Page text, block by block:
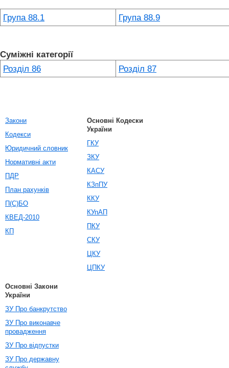
Група 88.1 Група 88.9
Суміжні категорії
Розділ 86
Розділ 87
Закони
Кодекси
Юридичний словник
Нормативні акти
ПДР
План рахунків
П(С)БО
КВЕД-2010
КП
Основні Кодески
України
ГКУ
ЗКУ
КАСУ
КЗпПУ
ККУ
КУпАП
ПКУ
СКУ
ЦКУ
ЦПКУ
Основні Закони
України
ЗУ Про банкрутство
ЗУ Про виконавче
провадження
ЗУ Про відпустки
ЗУ Про державну